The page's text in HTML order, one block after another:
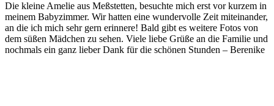
Die kleine Amelie aus Meßstetten, besuchte mich erst vor kurzem in
meinem Babyzimmer. Wir hatten eine wundervolle Zeit miteinander,
an die ich mich sehr gern erinnere! Bald gibt es weitere Fotos von
dem süßen Mädchen zu sehen. Viele liebe Grüße an die Familie und
nochmals ein ganz lieber Dank für die schönen Stunden – Berenike